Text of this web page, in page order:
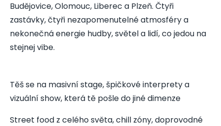
Budějovice, Olomouc, Liberec a Plzeň. Čtyři
zastávky, čtyři nezapomenutelné atmosféry a
nekonečná energie hudby, světel a lidí, co jedou na
stejnej vibe.
Těš se na masivní stage, špičkové interprety a
vizuální show, která tě pošle do jiné dimenze
Street food z celého světa, chill zóny, doprovodné